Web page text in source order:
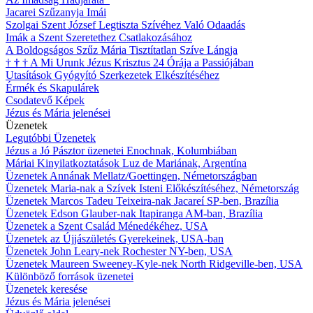
Jacarei Szűzanyja Imái
Szolgai Szent József Legtiszta Szívéhez Való Odaadás
Imák a Szent Szeretethez Csatlakozásához
A Boldogságos Szűz Mária Tisztítatlan Szíve Lángja
† † † A Mi Urunk Jézus Krisztus 24 Órája a Passiójában
Utasítások Gyógyító Szerkezetek Elkészítéséhez
Érmék és Skapulárek
Csodatevő Képek
Jézus és Mária jelenései
Üzenetek
Legutóbbi Üzenetek
Jézus a Jó Pásztor üzenetei Enochnak, Kolumbiában
Máriai Kinyilatkoztatások Luz de Mariának, Argentína
Üzenetek Annának Mellatz/Goettingen, Németországban
Üzenetek Maria-nak a Szívek Isteni Előkészítéséhez, Németország
Üzenetek Marcos Tadeu Teixeira-nak Jacareí SP-ben, Brazília
Üzenetek Edson Glauber-nak Itapiranga AM-ban, Brazília
Üzenetek a Szent Család Ménedékéhez, USA
Üzenetek az Újjászületés Gyerekeinek, USA-ban
Üzenetek John Leary-nek Rochester NY-ben, USA
Üzenetek Maureen Sweeney-Kyle-nek North Ridgeville-ben, USA
Különböző források üzenetei
Üzenetek keresése
Jézus és Mária jelenései